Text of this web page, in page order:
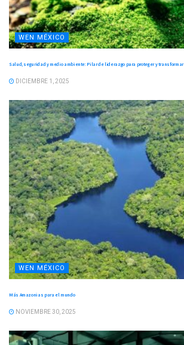
WEN MÉXICO
Salud, seguridad y medio ambiente: Pilar de liderazgo para proteger y transformar
DICIEMBRE 1, 2025
WEN MÉXICO
Más Amazonias para el mundo
NOVIEMBRE 30, 2025